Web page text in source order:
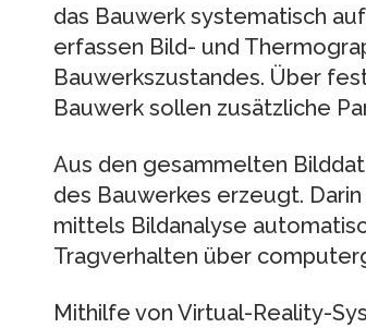
das Bauwerk systematisch
erfassen Bild- und
Bauwerkszustandes. Über
Bauwerk sollen zusätzliche
Aus den gesammelten
des Bauwerkes erzeugt.
mittels Bildanalyse
Tragverhalten über
Mithilfe von Virtual-Reality-